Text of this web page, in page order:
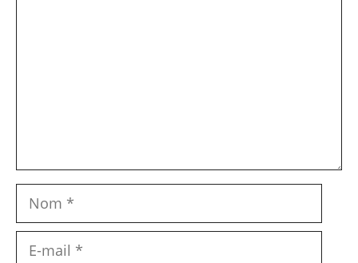
Nom